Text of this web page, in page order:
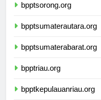
bpptsorong.org
bpptsumaterautara.org
bpptsumaterabarat.org
bpptriau.org
bpptkepulauanriau.org